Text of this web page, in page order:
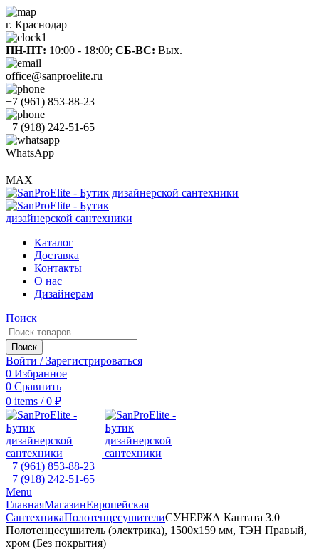
г. Краснодар
ПН-ПТ: 10:00 - 18:00; СБ-ВС: Вых.
office@sanproelite.ru
+7 (961) 853-88-23
+7 (918) 242-51-65
WhatsApp
MAX
Каталог
Доставка
Контакты
О нас
Дизайнерам
Поиск
Поиск
Войти / Зарегистрироваться
0 Избранное
0 Сравнить
0 items / 0 ₽
+7 (961) 853-88-23
+7 (918) 242-51-65
Menu
ГлавнаяМагазинЕвропейская
СантехникаПолотенцесушителиСУНЕРЖА Кантата 3.0
Полотенцесушитель (электрика), 1500х159 мм, ТЭН Правый,
хром (Без покрытия)